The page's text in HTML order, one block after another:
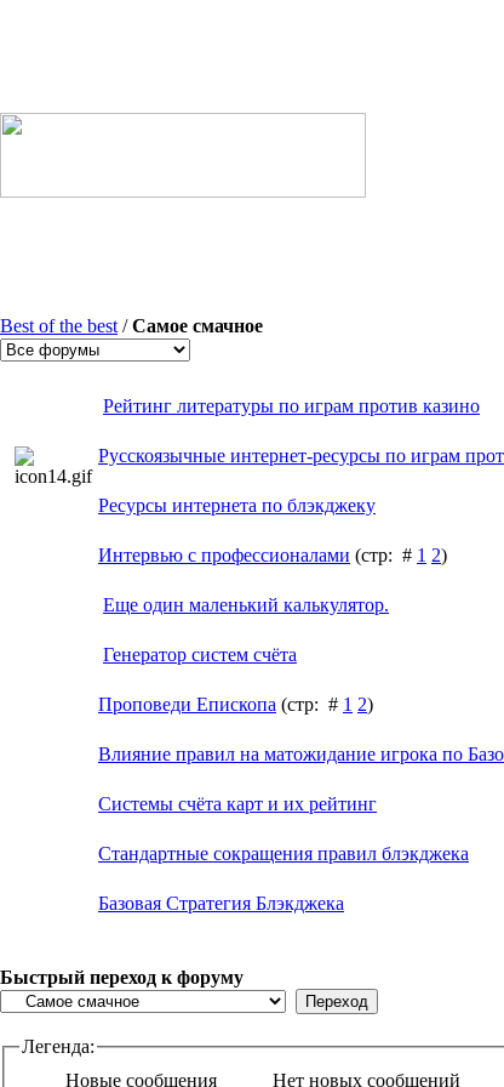
Best of the best /Самое смачное
Рейтинг литературы по играм против казино
Русскоязычные интернет-ресурсы по играм
Ресурсы интернета по блэкджеку
Интервью с профессионалами (стр: # 1 2)
Еще один маленький калькулятор.
Генератор систем счёта
Проповеди Епископа (стр: # 1 2)
Влияние правил на матожидание игрока по
Системы счёта карт и их рейтинг
Стандартные сокращения правил блэкджека
Базовая Стратегия Блэкджека
Быстрый переход к форуму
Легенда:
Новые сообщения
Нет новых сообщений